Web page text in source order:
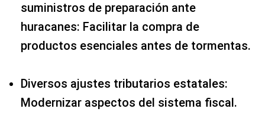
suministros de preparación ante
huracanes: Facilitar la compra de
productos esenciales antes de tormentas.
Diversos ajustes tributarios estatales:
Modernizar aspectos del sistema fiscal.